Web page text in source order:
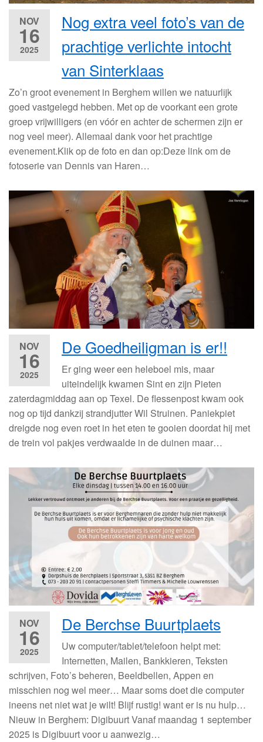
NOV
16
2025
Nog extra veel foto’s van de
prachtige verlichte intocht
van Sinterklaas
Zo’n groot evenement in Berghem willen we natuurlijk
goed vastgelegd hebben. Met op de voorkant een grote
groep vrijwilligers (en vóór en achter de schermen zijn er
nog veel meer). Allemaal dank voor het prachtige
evenement.Klik op de foto en dan op:Deze link om de
fotoserie van Dennis van Haren…
NOV
16
2025
De Goedheiligman is er!!
Er ging weer een heleboel mis, maar
uiteindelijk kwamen Sint en zijn Pieten
zaterdagmiddag aan op Texel. De flessenpost kwam ook
nog op tijd dankzij strandjutter Wil Struinen. Paniekpiet
dreigde nog even roet in het eten te gooien doordat hij met
de trein vol pakjes verdwaalde in de duinen maar…
NOV
16
2025
De Berchse Buurtplaets
Uw computer/tablet/telefoon helpt met:
Internetten, Mailen, Bankkieren, Teksten
schrijven, Foto’s beheren, Beeldbellen, Appen en
misschien nog wel meer… Maar soms doet die computer
ineens net niet wat je wilt! Blijf rustig! want er is nu hulp…
Nieuw in Berghem: Digibuurt Vanaf maandag 1 september
2025 is Digibuurt voor u aanwezig…